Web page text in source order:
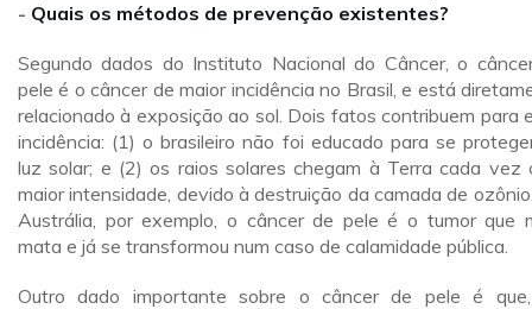
- Quais os métodos de prevenção existentes?
Segundo dados do Instituto Nacional do Câncer, o
pele é o câncer de maior incidência no Brasil, e está
relacionado à exposição ao sol. Dois fatos contribuem para
incidência: (1) o brasileiro não foi educado para se
luz solar; e (2) os raios solares chegam à Terra cada vez
maior intensidade, devido à destruição da camada de
Austrália, por exemplo, o câncer de pele é o tumor que
mata e já se transformou num caso de calamidade pública.
Outro dado importante sobre o câncer de pele é